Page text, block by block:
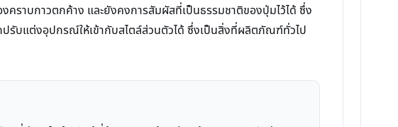
คราบกาวตกค้าง และยังคงการสัมผัสที่เป็นธรรมชาติของปุ่มไว้ได้ ซึ่ง
รับแต่งอุปกรณ์ให้เข้ากับสไตล์ส่วนตัวได้ ซึ่งเป็นสิ่งที่ผลิตภัณฑ์ทั่วไป